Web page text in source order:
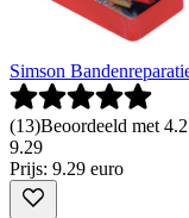
Simson
(13)Beoordeeld met
9.29
Prijs: 9.29 euro